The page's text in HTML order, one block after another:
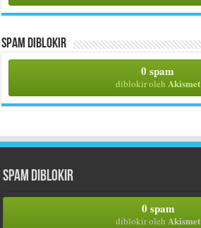
Spam Diblokir
0 spam
diblokir oleh Akismet
Spam Diblokir
0 spam
diblokir oleh Akismet